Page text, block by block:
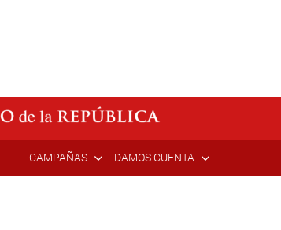
CAMPAÑAS DAMOS CUENTA